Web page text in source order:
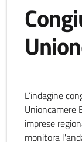
L’indagine
Unioncamere
imprese
monitora